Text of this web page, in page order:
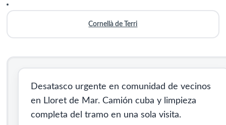
Cornellà de Terri
Desatasco urgente en comunidad de vecinos
en Lloret de Mar. Camión cuba y limpieza
completa del tramo en una sola visita.